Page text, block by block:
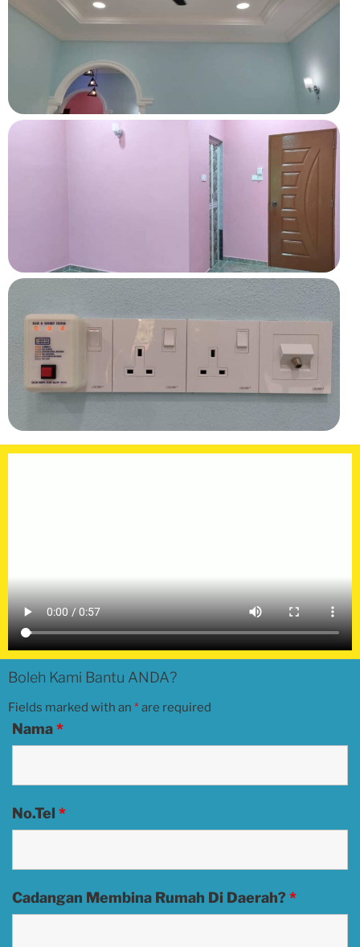
Boleh Kami Bantu ANDA?
Fields marked with an *are required
Nama*
No.Tel *
Cadangan Membina Rumah Di Daerah?*